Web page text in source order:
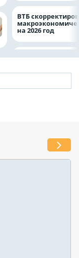
ВТБ
на 2026 год